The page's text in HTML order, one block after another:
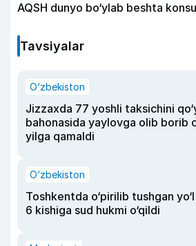
AQSH dunyo bo‘ylab beshta
Tavsiyalar
O‘zbekiston
Jizzaxda 77 yoshli taksichini
bahonasida yaylovga olib borib
yilga qamaldi
O‘zbekiston
Toshkentda o‘pirilib tushgan
6 kishiga sud hukmi o‘qildi